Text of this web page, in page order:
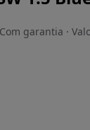
garantia ·